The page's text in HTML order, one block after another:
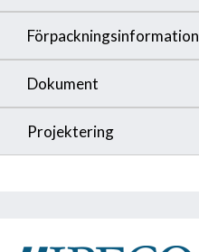
Förpackningsinformation
Dokument
Projektering